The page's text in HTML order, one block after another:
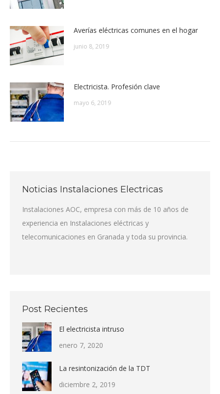
Averías eléctricas comunes en el hogar
junio 8, 2019
Electricista. Profesión clave
mayo 6, 2019
Noticias Instalaciones Electricas
Instalaciones AOC, empresa con más de 10 años de
experiencia en Instalaciones eléctricas y
telecomunicaciones en Granada y toda su provincia.
Post Recientes
El electricista intruso
enero 7, 2020
La resintonización de la TDT
diciembre 2, 2019